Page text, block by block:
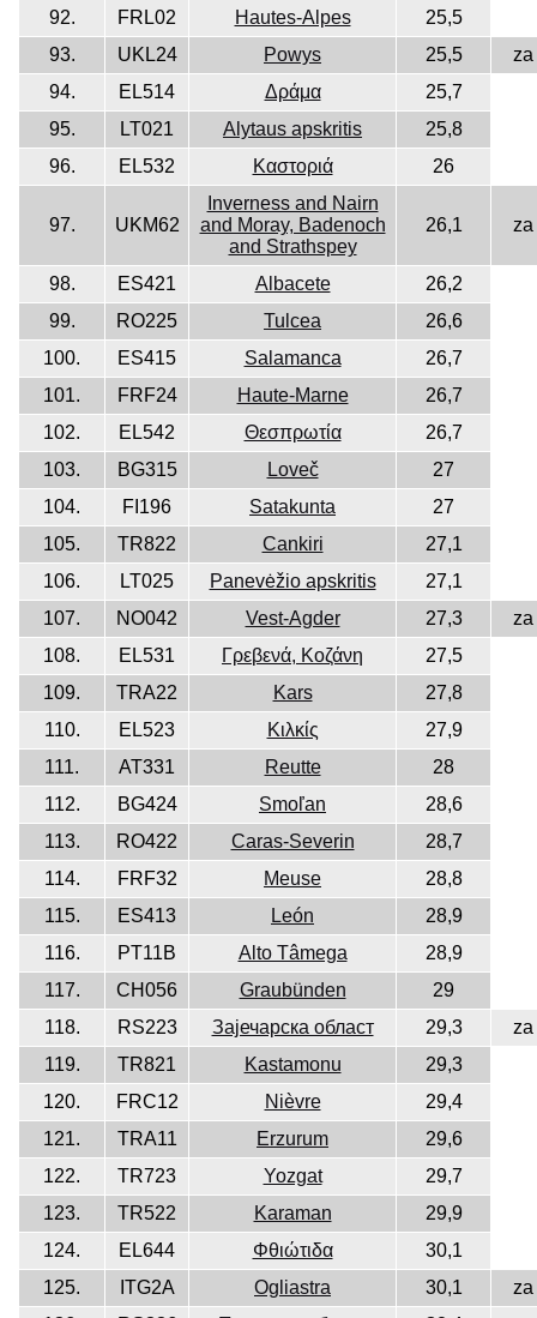
92. FRL02 Hautes-Alpes
25,5
93.
UKL24 Powys 25,5
za
94.
EL514 Δράμα
25,7
95.
LT021 Alytaus apskritis
25,8
96.
EL532 Καστοριά 26
97. UKM62
Inverness and Nairn
and Moray, Badenoch
and Strathspey
26,1 za
98. ES421 Albacete
26,2
99.
RO225 Tulcea
26,6
100.
ES415 Salamanca
26,7
101.
FRF24 Haute-Marne
26,7
102.
EL542 Θεσπρωτία
26,7
103.
BG315 Loveč
27
104.
FI196 Satakunta
27
105.
TR822 Cankiri
27,1
106.
LT025 Panevėžio apskritis
27,1
107.
NO042 Vest-Agder 27,3
za
108.
EL531 Γρεβενά, Κοζάνη
27,5
109.
TRA22 Kars
27,8
110.
EL523 Κιλκίς
27,9
111.
AT331 Reutte
28
112.
BG424 Smoľan
28,6
113.
RO422 Caras-Severin
28,7
114.
FRF32 Meuse
28,8
115.
ES413 León
28,9
116.
PT11B Alto Tâmega
28,9
117.
CH056 Graubünden
29
118.
RS223 Зајечарска област 29,3
za
119.
TR821 Kastamonu
29,3
120.
FRC12 Nièvre
29,4
121.
TRA11 Erzurum
29,6
122.
TR723 Yozgat
29,7
123.
TR522 Karaman
29,9
124.
EL644 Φθιώτιδα
30,1
125.
ITG2A Ogliastra 30,1
za